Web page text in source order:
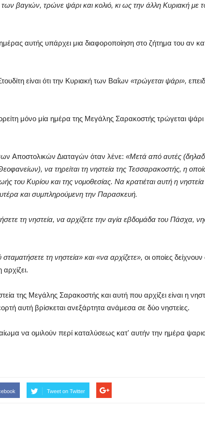
βαγιών, τρώνε ψάρι και κολιό, κι ως την άλλη Κυριακή με
αυτής υπάρχει μια διαφοροποίηση στο ζήτημα του αν
είναι ότι την Κυριακή των Βαΐων «τρώγεται ψάρι»,
μόνο μία ημέρα της Μεγάλης Σαρακοστής τρώγεται
Aποστολικών Διαταγών όταν λένε: «Μετά από αυτές
να τηρείται τη νηστεία της Τεσσαρακοστής, η
του Κυρίου και της νομοθεσίας. Να κρατιέται αυτή η
και συμπληρούμενη την Παρασκευή.
τη νηστεία, να αρχίζετε την αγία εβδομάδα του Πάσχα,
τη νηστεία» και «να αρχίζετε», οι οποίες δείχνουν
αρχίζει.
της Μεγάλης Σαρακοστής και αυτή που αρχίζει είναι η
αυτή βρίσκεται ανεξάρτητα ανάμεσα σε δύο νηστείες.
να ομιλούν περί καταλύσεως κατ' αυτήν την ημέρα
Tweet on Twitter